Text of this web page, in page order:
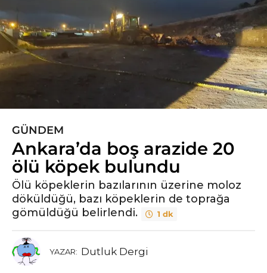
5
y
l
ö
n
c
5
y
GÜNDEM
Ankara’da boş arazide 20
ölü köpek bulundu
Ölü köpeklerin bazılarının üzerine moloz
döküldüğü, bazı köpeklerin de toprağa
gömüldüğü belirlendi.
1 dk
YAZAR: Dutluk Dergi